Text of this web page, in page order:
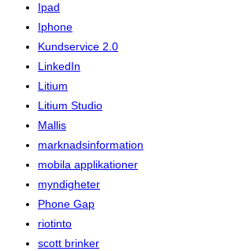
Ipad
Iphone
Kundservice 2.0
LinkedIn
Litium
Litium Studio
Mallis
marknadsinformation
mobila applikationer
myndigheter
Phone Gap
riotinto
scott brinker